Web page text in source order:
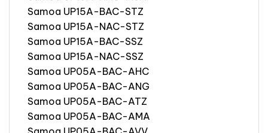
Samoa UP15A-BAC-STZ
Samoa UP15A-NAC-STZ
Samoa UP15A-BAC-SSZ
Samoa UP15A-NAC-SSZ
Samoa UP05A-BAC-AHC
Samoa UP05A-BAC-ANG
Samoa UP05A-BAC-ATZ
Samoa UP05A-BAC-AMA